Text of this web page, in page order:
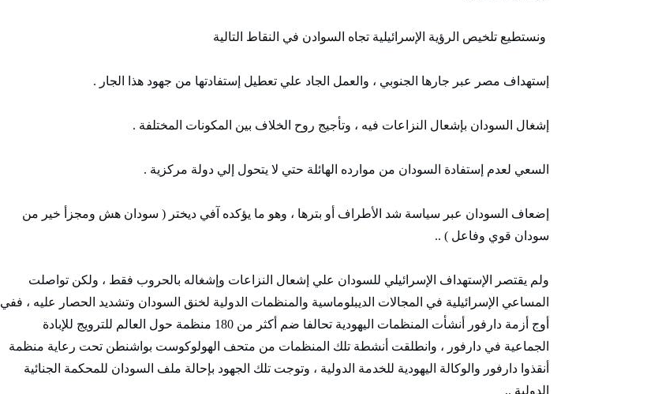
ونستطيع تلخيص الرؤية الإسرائيلية تجاه السوادن في النقاط التالية
إستهداف مصر عبر جارها الجنوبي ، والعمل الجاد علي تعطيل إستفادتها من جهود هذا الجار .
إشغال السودان بإشعال النزاعات فيه ، وتأجيج روح الخلاف بين المكونات المختلفة .
السعي لعدم إستفادة السودان من موارده الهائلة حتي لا يتحول إلي دولة مركزية .
إضعاف السودان عبر سياسة شد الأطراف أو بترها ، وهو ما يؤكده آفي ديختر ( سودان هش ومجزأ خير من
سودان قوي وفاعل ) ..
ولم يقتصر الإستهداف الإسرائيلي للسودان علي إشعال النزاعات وإشغاله بالحروب فقط ، ولكن تواصلت
المساعي الإسرائيلية في المجالات الديبلوماسية والمنظمات الدولية لخنق السودان وتشديد الحصار عليه ، ففي
أوج أزمة دارفور أنشأت المنظمات اليهودية تحالفا ضم أكثر من 180 منظمة حول العالم للترويج للإبادة
الجماعية في دارفور ، وانطلقت أنشطة تلك المنظمات من متحف الهولوكوست بواشنطن تحت رعاية منظمة
أنقذوا دارفور والوكالة اليهودية للخدمة الدولية ، وتوجت تلك الجهود بإحالة ملف السودان للمحكمة الجنائية
الدولية ..